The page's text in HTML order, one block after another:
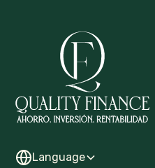
Language